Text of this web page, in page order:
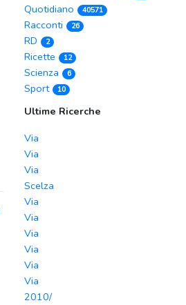
Quotidiano 40571
Racconti 26
RD 2
Ricette 12
Scienza 6
Sport 10
Ultime Ricerche
Via
Via
Via
Scelza
Via
Via
Via
Via
Via
Via
2010/